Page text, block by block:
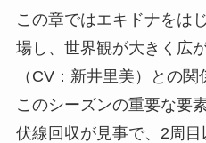
この章ではエキドナをは
場し、世界観が大きく広
（CV：新井里美）との
このシーズンの重要な要
伏線回収が見事で、2周